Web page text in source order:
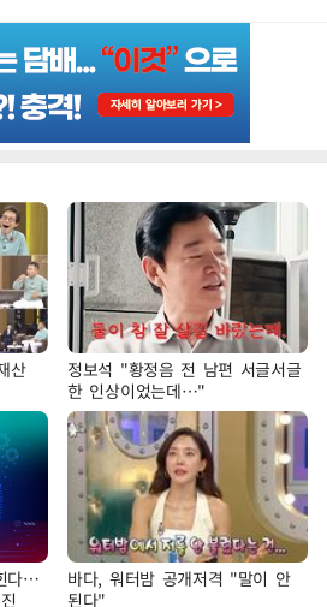
산
정보석 "황정음 전 남편 서글서글
한 인상이었는데…"
다…
바다, 워터밤 공개저격 "말이 안
된다"